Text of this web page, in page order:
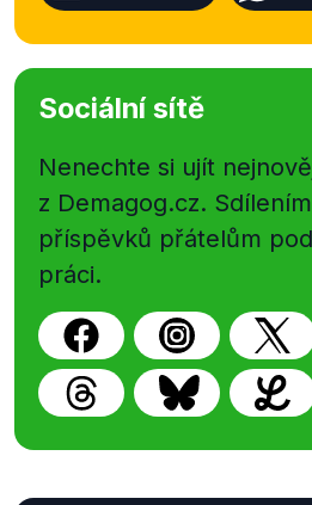
Sociální sítě
Nenechte si ujít
z Demagog.cz.
příspěvků přátelům
práci.